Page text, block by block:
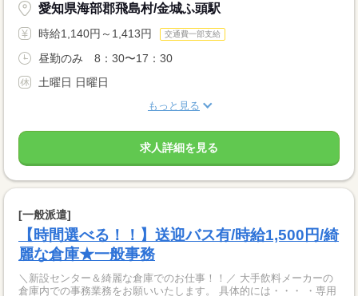
愛知県海部郡飛島村/金城ふ頭駅
時給1,140円～1,413円 交通費一部支給
昼勤のみ 8：30〜17：30
土曜日 日曜日
もっと見る
求人詳細を見る
[一般派遣]
【時間選べる！！】送迎バス有/時給1,500円/綺
麗な倉庫★一般事務
＼新設センター＆綺麗な倉庫でのお仕事！！／ 大手飲料メーカーの
倉庫内での事務業務をお願いいたします。 具体的には・・・ ・専用